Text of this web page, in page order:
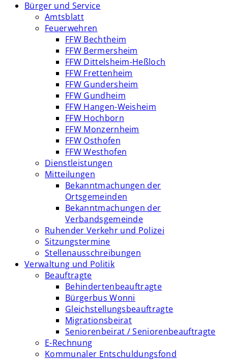
Bürger und Service
Amtsblatt
Feuerwehren
FFW Bechtheim
FFW Bermersheim
FFW Dittelsheim-Heßloch
FFW Frettenheim
FFW Gundersheim
FFW Gundheim
FFW Hangen-Weisheim
FFW Hochborn
FFW Monzernheim
FFW Osthofen
FFW Westhofen
Dienstleistungen
Mitteilungen
Bekanntmachungen der
Ortsgemeinden
Bekanntmachungen der
Verbandsgemeinde
Ruhender Verkehr und Polizei
Sitzungstermine
Stellenausschreibungen
Verwaltung und Politik
Beauftragte
Behindertenbeauftragte
Bürgerbus Wonni
Gleichstellungsbeauftragte
Migrationsbeirat
Seniorenbeirat / Seniorenbeauftragte
E-Rechnung
Kommunaler Entschuldungsfond